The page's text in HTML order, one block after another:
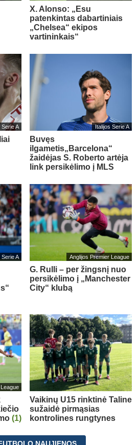
X. Alonso: „Esu
patenkintas dabartiniais
„Chelsea“ ekipos
vartininkais“
Serie A Italijos Serie A
Buvęs
ilgametis„Barcelona“
žaidėjas S. Roberto artėja
link persikėlimo į MLS
Serie A Anglijos Premier League
G. Rulli – per žingsnį nuo
persikėlimo į „Manchester
City“ klubą
(1)
Vaikinų U15 rinktinė Taline
sužaidė pirmąsias
kontrolines rungtynes